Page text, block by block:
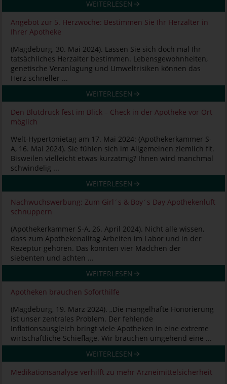
WEITERLESEN
Angebot zur 5. Herzwoche: Bestimmen Sie Ihr Herzalter in
Ihrer Apotheke
(Magdeburg, 30. Mai 2024). Lassen Sie sich doch mal Ihr
tatsächliches Herzalter bestimmen. Lebensgewohnheiten,
genetische Veranlagung und Umweltrisiken können das
Herz schneller ...
WEITERLESEN
Den Blutdruck fest im Blick – Check in der Apotheke vor Ort
möglich
Welt-Hypertonietag am 17. Mai 2024: (Apothekerkammer S-
A, 16. Mai 2024). Sie fühlen sich im Allgemeinen ziemlich fit.
Bisweilen vielleicht etwas kurzatmig? Ihnen wird manchmal
schwindelig ...
WEITERLESEN
Nachwuchswerbung: Zum Girl´s & Boy´s Day Apothekenluft
schnuppern
(Apothekerkammer S-A, 26. April 2024). Nicht alle wissen,
dass zum Apothekenalltag Arbeiten im Labor und in der
Rezeptur gehören. Das konnten vier Mädchen der
siebenten und achten ...
WEITERLESEN
Apotheken brauchen Soforthilfe
(Magdeburg, 19. März 2024). „Die mangelhafte Honorierung
ist unser zentrales Problem. Der fehlende
Inflationsausgleich bringt viele Apotheken in eine extreme
wirtschaftliche Schieflage. Wir brauchen umgehend eine ...
WEITERLESEN
Medikationsanalyse verhilft zu mehr Arzneimittelsicherheit